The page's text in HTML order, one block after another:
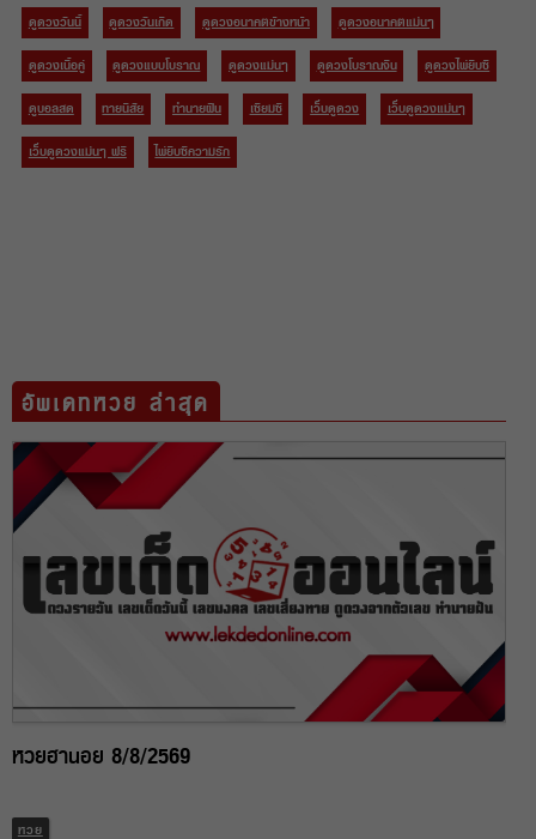
ดูดวงวันนี้
ดูดวงวันเกิด ดูดวงอนาคตข้างหน้า
ดูดวงอนาคตแม่นๆ
ดูดวงเนื้อคู่
ดูดวงแบบโบราณ ดูดวงแม่นๆ ดูดวงโบราณจีน
ดูดวงไพ่ยิบซี
ดูบอลสด
ทายนิสัย ทำนายฝัน เซียมซี เว็บดูดวง
เว็บดูดวงแม่นๆ
เว็บดูดวงแม่นๆ ฟรี
ไพ่ยิบซีความรัก
อัพเดทหวย ล่าสุด
หวยฮานอย 8/8/2569
หวย